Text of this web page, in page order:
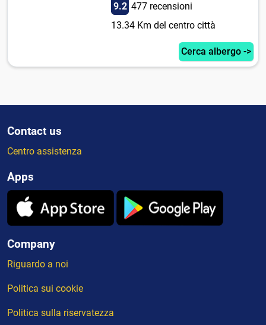
9.2 477 recensioni
13.34 Km del centro città
Cerca albergo ->
Contact us
Centro assistenza
Apps
Company
Riguardo a noi
Politica sui cookie
Politica sulla riservatezza